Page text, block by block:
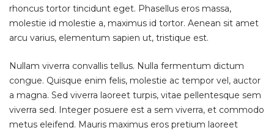
rhoncus tortor tincidunt eget. Phasellus eros massa,
molestie id molestie a, maximus id tortor. Aenean sit amet
arcu varius, elementum sapien ut, tristique est.
Nullam viverra convallis tellus. Nulla fermentum dictum
congue. Quisque enim felis, molestie ac tempor vel, auctor
a magna. Sed viverra laoreet turpis, vitae pellentesque sem
viverra sed. Integer posuere est a sem viverra, et commodo
metus eleifend. Mauris maximus eros pretium laoreet